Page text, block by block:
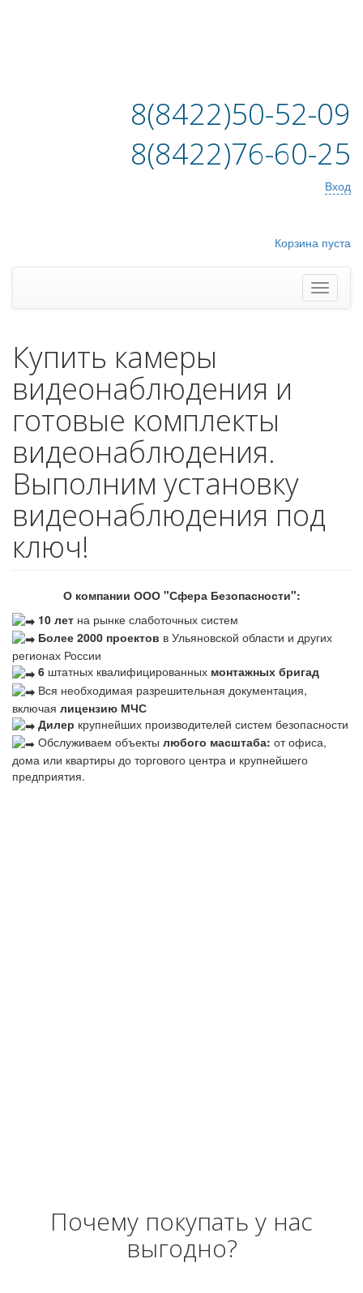
8(8422)50-52-09
8(8422)76-60-25
Вход
Корзина пуста
Купить камеры
видеонаблюдения и
готовые комплекты
видеонаблюдения.
Выполним установку
видеонаблюдения под
ключ!
О компании ООО "Сфера Безопасности":
10 лет на рынке слаботочных систем
Более 2000 проектов в Ульяновской области и других
регионах России
6 штатных квалифицированных монтажных бригад
Вся необходимая разрешительная документация,
включая лицензию МЧС
Дилер крупнейших производителей систем безопасности
Обслуживаем объекты любого масштаба: от офиса,
дома или квартиры до торгового центра и крупнейшего
предприятия.
Почему покупать у нас
выгодно?